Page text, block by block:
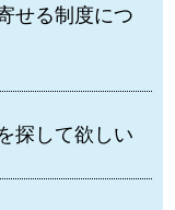
せる制度につ
探して欲しい